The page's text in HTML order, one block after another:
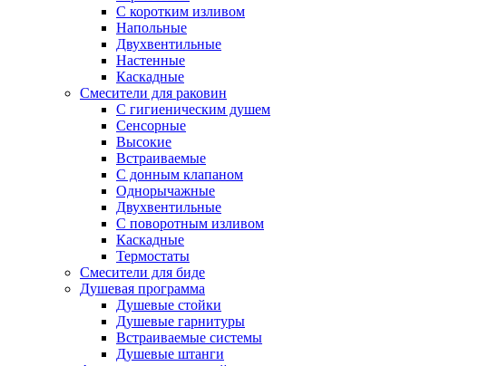
С коротким изливом
Напольные
Двухвентильные
Настенные
Каскадные
Смесители для раковин
С гигиеническим душем
Сенсорные
Высокие
Встраиваемые
С донным клапаном
Однорычажные
Двухвентильные
С поворотным изливом
Каскадные
Термостаты
Смесители для биде
Душевая программа
Душевые стойки
Душевые гарнитуры
Встраиваемые системы
Душевые штанги